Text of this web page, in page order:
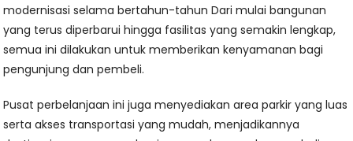
modernisasi selama bertahun-tahun Dari mulai bangunan
yang terus diperbarui hingga fasilitas yang semakin lengkap,
semua ini dilakukan untuk memberikan kenyamanan bagi
pengunjung dan pembeli.
Pusat perbelanjaan ini juga menyediakan area parkir yang luas
serta akses transportasi yang mudah, menjadikannya